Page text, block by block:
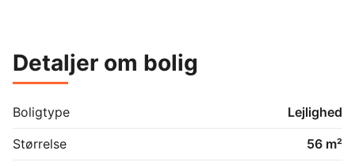
Detaljer om bolig
Boligtype
Lejlighed
Størrelse
56 m²